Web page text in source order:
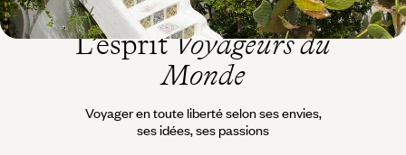
L’espritVoyageurs du
Monde
Voyager en toute liberté selon ses envies,
ses idées, ses passions